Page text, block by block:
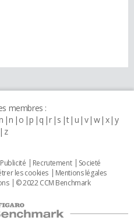
membres :
n o p q r s t u v w x y
z
Publicité Recrutement
Societé
les cookies
Mentions légales
© 2022 CCM Benchmark